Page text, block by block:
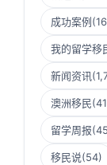
成功案例
我的留学移
新闻资讯
澳洲移民
留学周报
移民说(54)